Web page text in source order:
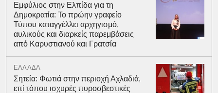
Εμφύλιος στην Ελπίδα για τη
Δημοκρατία: Το πρώην γραφείο
Τύπου καταγγέλλει αρχηγισμό,
αυλικούς και διαρκείς παρεμβάσεις
από Καρυστιανού και Γρατσία
ΕΛΛΑΔΑ
Σητεία: Φωτιά στην περιοχή Αχλαδιά,
επί τόπου ισχυρές πυροσβεστικές